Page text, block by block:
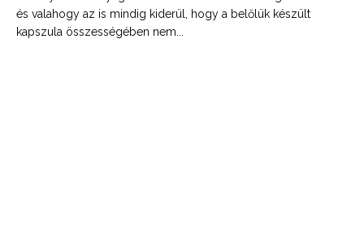
és valahogy az is mindig kiderül, hogy a belőlük készült
kapszula összességében nem...